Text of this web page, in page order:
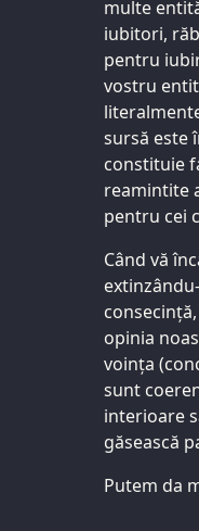
multe
iubitori,
pentru
vostru
sursă este
constituie
reamintite
pentru cei
Când vă
opinia
voința
sunt
interioare
găsească
Putem da